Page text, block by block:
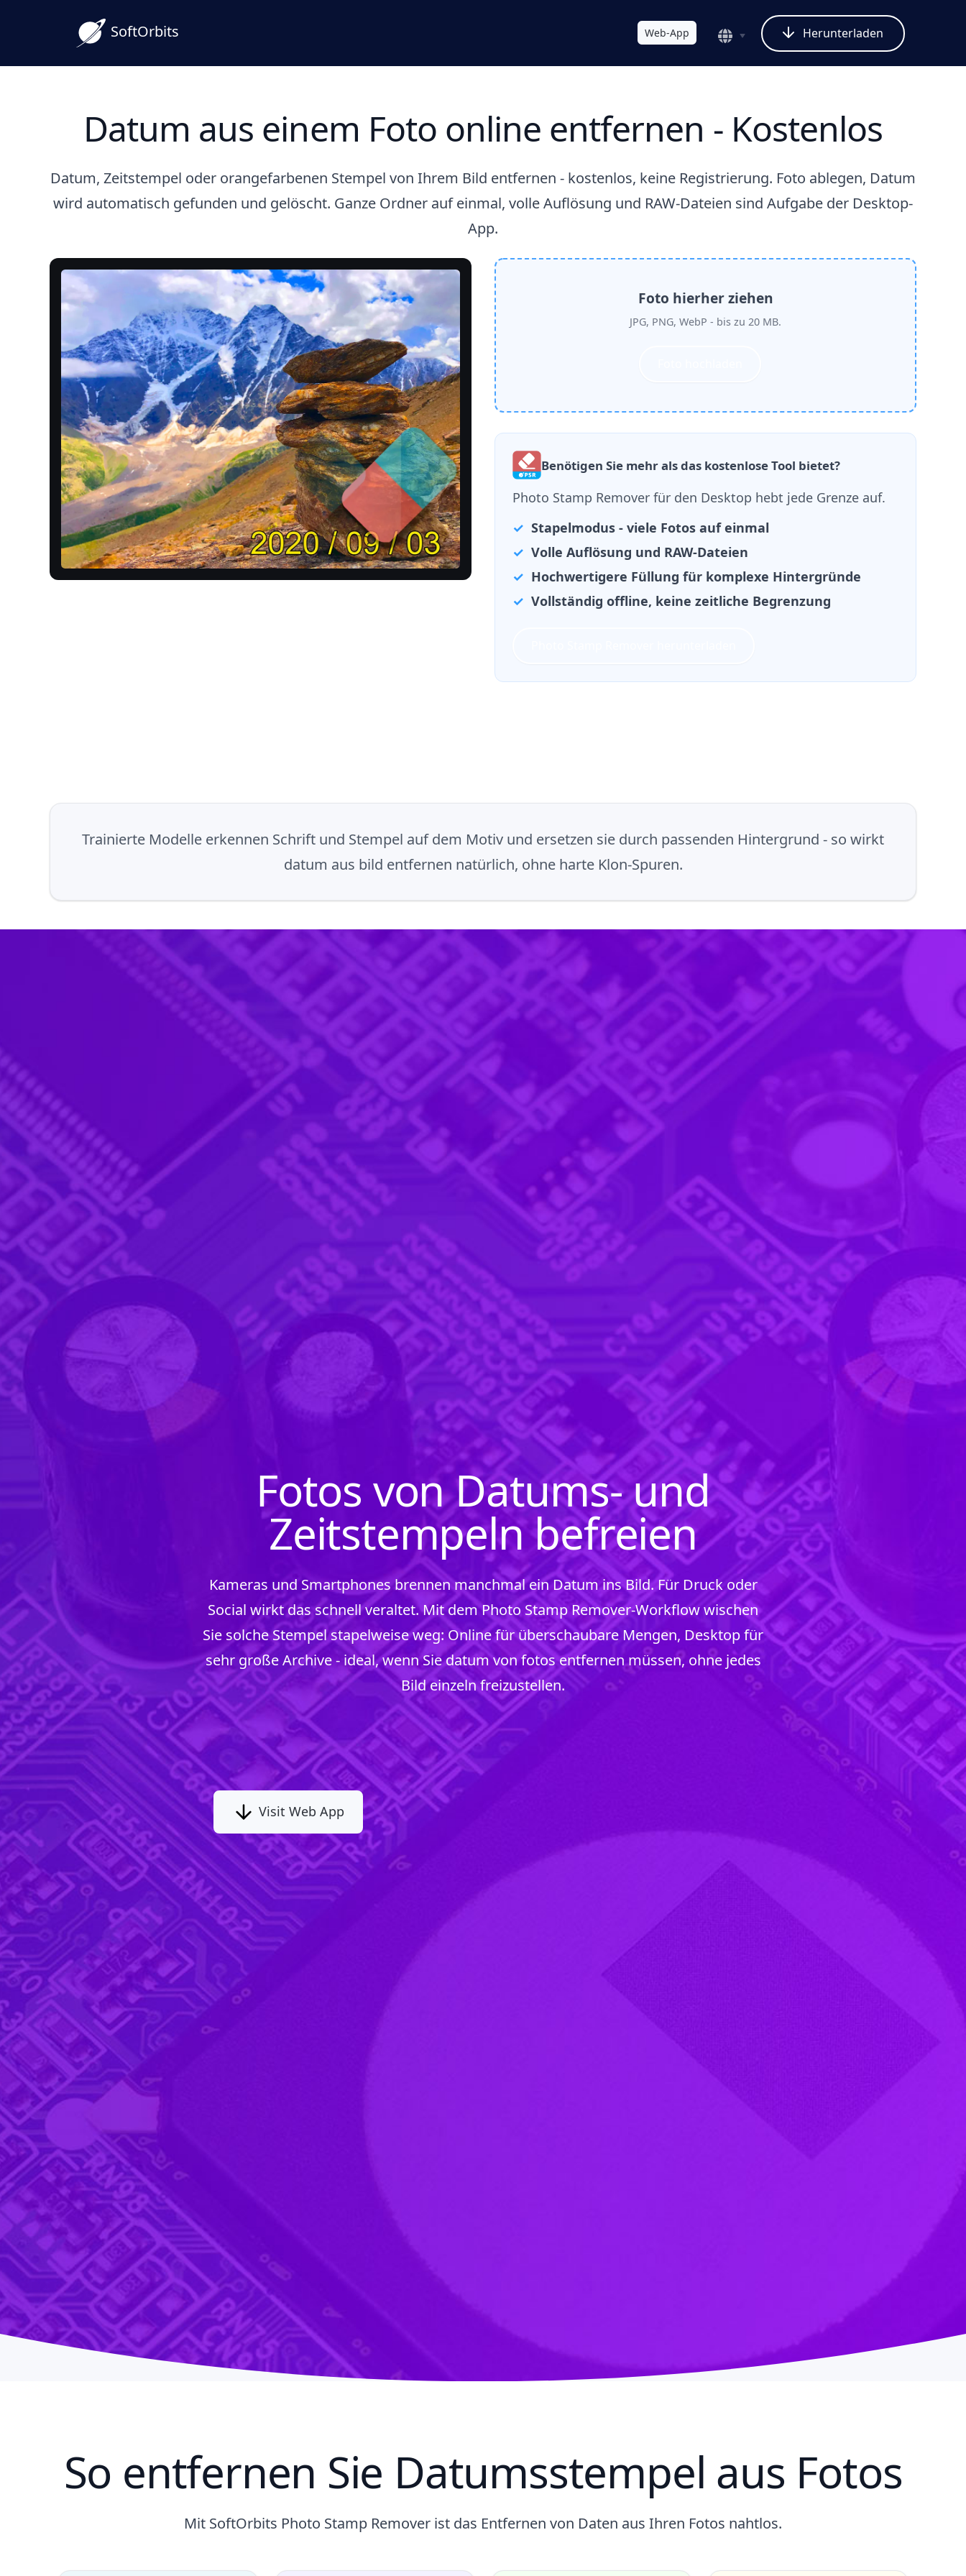
SoftOrbits Herunterladen
Web-App
Datum aus einem Foto online entfernen - Kostenlos
Datum, Zeitstempel oder orangefarbenen Stempel von Ihrem Bild entfernen - kostenlos, keine Registrierung. Foto ablegen, Datum
wird automatisch gefunden und gelöscht. Ganze Ordner auf einmal, volle Auflösung und RAW-Dateien sind Aufgabe der Desktop-
App.
Foto hierher ziehen
JPG, PNG, WebP - bis zu 20 MB.
Benötigen Sie mehr als das kostenlose Tool bietet?
Photo Stamp Remover für den Desktop hebt jede Grenze auf.
Stapelmodus - viele Fotos auf einmal
Volle Auflösung und RAW-Dateien
Hochwertigere Füllung für komplexe Hintergründe
Vollständig offline, keine zeitliche Begrenzung
Trainierte Modelle erkennen Schrift und Stempel auf dem Motiv und ersetzen sie durch passenden Hintergrund - so wirkt
datum aus bild entfernen natürlich, ohne harte Klon-Spuren.
Fotos von Datums- und
Zeitstempeln befreien
Kameras und Smartphones brennen manchmal ein Datum ins Bild. Für Druck oder
Social wirkt das schnell veraltet. Mit dem Photo Stamp Remover-Workflow wischen
Sie solche Stempel stapelweise weg: Online für überschaubare Mengen, Desktop für
sehr große Archive - ideal, wenn Sie datum von fotos entfernen müssen, ohne jedes
Bild einzeln freizustellen.
Visit Web App
So entfernen Sie Datumsstempel aus Fotos
Mit SoftOrbits Photo Stamp Remover ist das Entfernen von Daten aus Ihren Fotos nahtlos.